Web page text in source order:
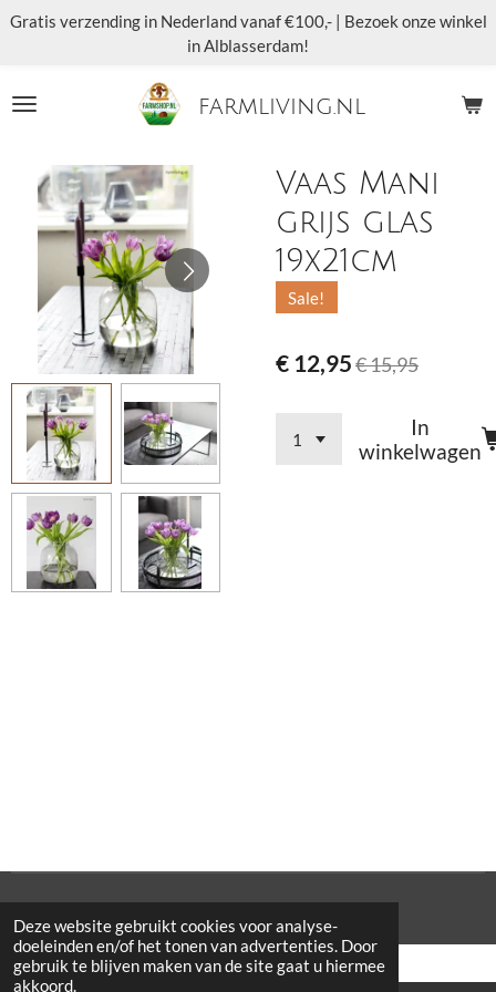
Deze website gebruikt cookies voor analyse-
doeleinden en/of het tonen van advertenties. Door
gebruik te blijven maken van de site gaat u hiermee
akkoord.
Ga
de
farmliving.nl
Gratis verzending in Nederland vanaf €100,- | Bezoek onze winkel
in Alblasserdam!
Vaas Mani
grijs glas
19x21cm
Sale!
€ 12,95€ 15,95
In
winkelwagen
© 2021 Cowporation Farmshop